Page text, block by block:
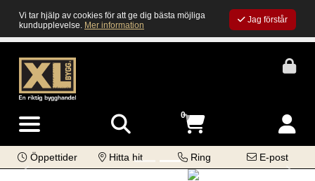
Vi tar hjälp av cookies för att ge dig bästa möjliga
kundupplevelse. Mer information
Jag förstår
0
Öppettider Hitta hit Ring
E-post